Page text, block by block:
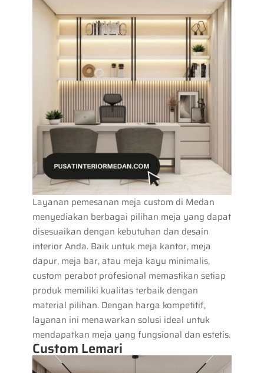
Layanan pemesanan meja custom di Medan
menyediakan berbagai pilihan meja yang dapat
disesuaikan dengan kebutuhan dan desain
interior Anda. Baik untuk meja kantor, meja
dapur, meja bar, atau meja kayu minimalis,
custom perabot profesional memastikan setiap
produk memiliki kualitas terbaik dengan
material pilihan. Dengan harga kompetitif,
layanan ini menawarkan solusi ideal untuk
mendapatkan meja yang fungsional dan estetis.
Custom Lemari